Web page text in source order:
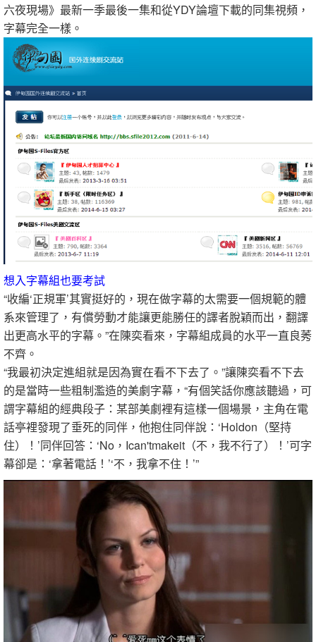
六夜現場》最新一季最後一集和從YDY論壇下載的同集視頻，
字幕完全一樣。
想入字幕組也要考試
“收編‘正規軍’其實挺好的，現在做字幕的太需要一個規範的體
系來管理了，有償勞動才能讓更能勝任的譯者脫穎而出，翻譯
出更高水平的字幕。”在陳奕看來，字幕組成員的水平一直良莠
不齊。
“我最初決定進組就是因為實在看不下去了。”讓陳奕看不下去
的是當時一些粗制濫造的美劇字幕，“有個笑話你應該聽過，可
謂字幕組的經典段子：某部美劇裡有這樣一個場景，主角在電
話亭裡發現了垂死的同伴，他抱住同伴說：‘Holdon（堅持
住）！’同伴回答：‘No，Ican'tmakeit（不，我不行了）！’可字
幕卻是：‘拿著電話！’‘不，我拿不住！’”